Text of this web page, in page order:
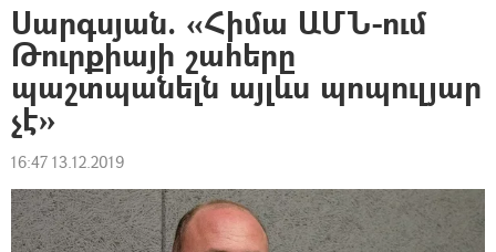
Սարգսյան. «Հիմա ԱՄՆ-ում
Թուրքիայի շահերը
պաշտպանելն այլևս պոպուլյար
չէ»
16:47 13.12.2019